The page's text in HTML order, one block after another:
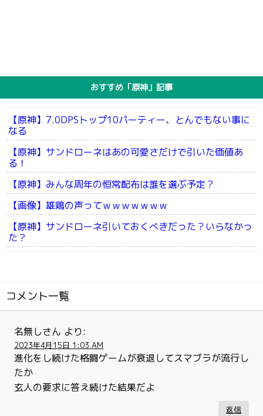
おすすめ「原神」記事
【原神】7.0DPSトップ10パーティー、とんでもない事に
なる
【原神】サンドローネはあの可愛さだけで引いた価値あ
る！
【原神】みんな周年の恒常配布は誰を選ぶ予定？
【画像】雄鶏の声ってｗｗｗｗｗｗｗ
【原神】サンドローネ引いておくべきだった？いらなかっ
た？
コメント一覧
名無しさん より:
2023年4月15日 1:03 AM
進化をし続けた格闘ゲームが衰退してスマブラが流行し
たか
玄人の要求に答え続けた結果だよ
返信